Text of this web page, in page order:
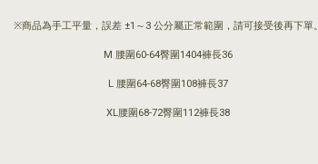
※商品為手工平量，誤差 ±1～3 公分屬正常範圍，請可接受後再下單。
M 腰圍60-64臀圍1404褲長36
L 腰圍64-68臀圍108褲長37
XL腰圍68-72臀圍112褲長38